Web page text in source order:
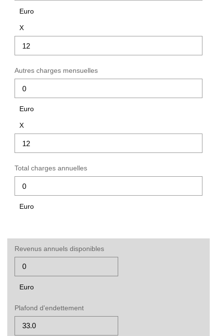
Euro
X
Autres charges mensuelles
Euro
X
Total charges annuelles
Euro
Revenus annuels disponibles
Euro
Plafond d'endettement